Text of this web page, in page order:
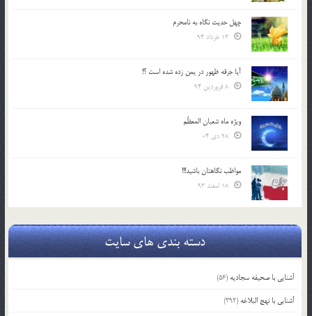
چهل حدیث نگاه به نامحرم
آیا جرقه ظهور در یمن زده شده است ؟!
ویژه ماه شعبان المعظّم
مواظب نگاهتان باشید!!!
دسته بندی های سایت
آشنایی با صحیفه سجادیه (56)
آشنایی با نهج البلاغه (392)